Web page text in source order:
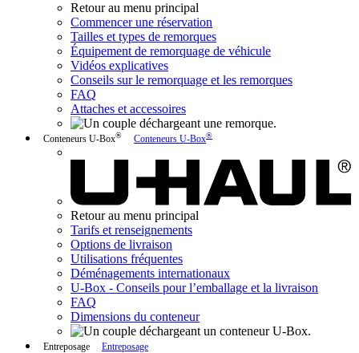
Retour au menu principal
Commencer une réservation
Tailles et types de remorques
Équipement de remorquage de véhicule
Vidéos explicatives
Conseils sur le remorquage et les remorques
FAQ
Attaches et accessoires
Conteneurs U-Box® Conteneurs U-Box®
Retour au menu principal
Tarifs et renseignements
Options de livraison
Utilisations fréquentes
Déménagements internationaux
U-Box - Conseils pour l’emballage et la livraison
FAQ
Dimensions du conteneur
Entreposage Entreposage